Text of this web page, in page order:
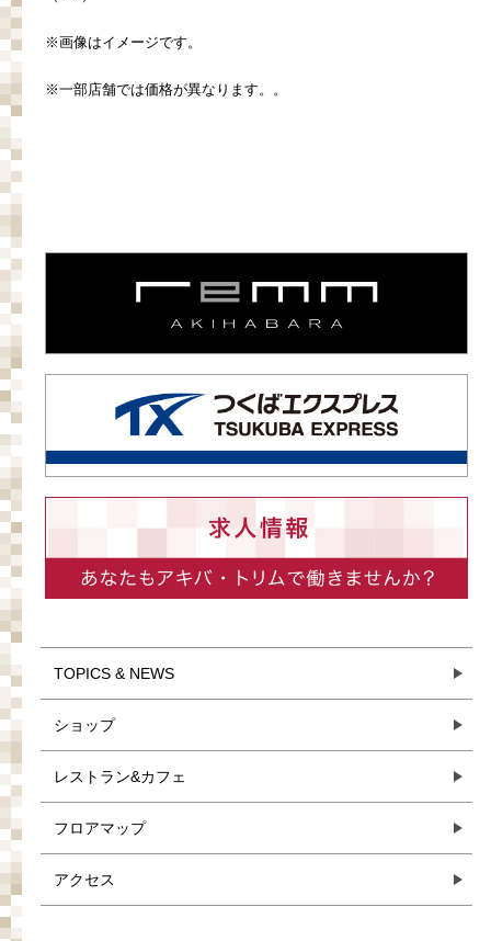
※画像はイメージです。
※一部店舗では価格が異なります。。
TOPICS & NEWS
ショップ
レストラン&カフェ
フロアマップ
アクセス